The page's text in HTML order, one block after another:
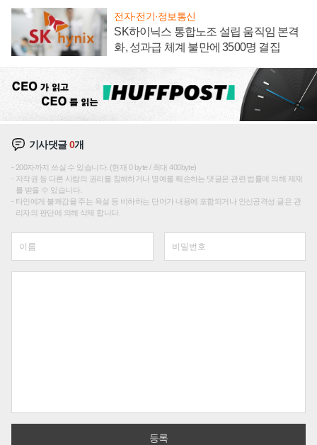
전자·전기·정보통신
SK하이닉스 통합노조 설립 움직임 본격
화, 성과급 체계 불만에 3500명 결집
기사댓글0개
200자까지 쓰실 수 있습니다. (현재 0 byte / 최대 400byte)
저작권 등 다른 사람의 권리를 침해하거나 명예를 훼손하는 댓글은 관련 법률에 의해 제재
를 받을 수 있습니다.
타인에게 불쾌감을 주는 욕설 등 비하하는 단어가 내용에 포함되거나 인신공격성 글은 관
리자의 판단에 의해 삭제 합니다.